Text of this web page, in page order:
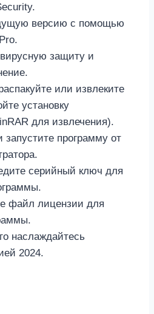
версию с помощью
защиту и
или извлеките
установку
для извлечения).
запустите программу от
серийный ключ для
файл лицензии для
наслаждайтесь
2024.